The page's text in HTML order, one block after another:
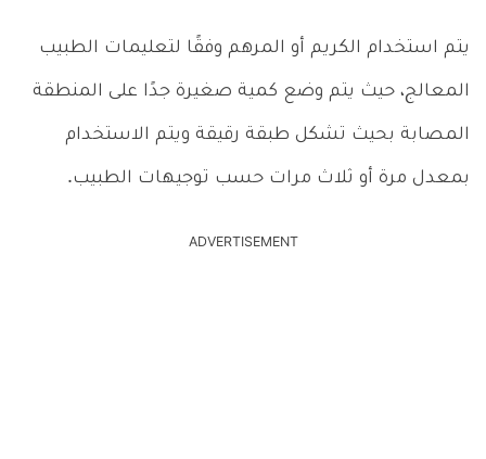
يتم استخدام الكريم أو المرهم وفقًا لتعليمات الطبيب
المعالج، حيث يتم وضع كمية صغيرة جدًا على المنطقة
المصابة بحيث تشكل طبقة رقيقة ويتم الاستخدام
بمعدل مرة أو ثلاث مرات حسب توجيهات الطبيب.
ADVERTISEMENT